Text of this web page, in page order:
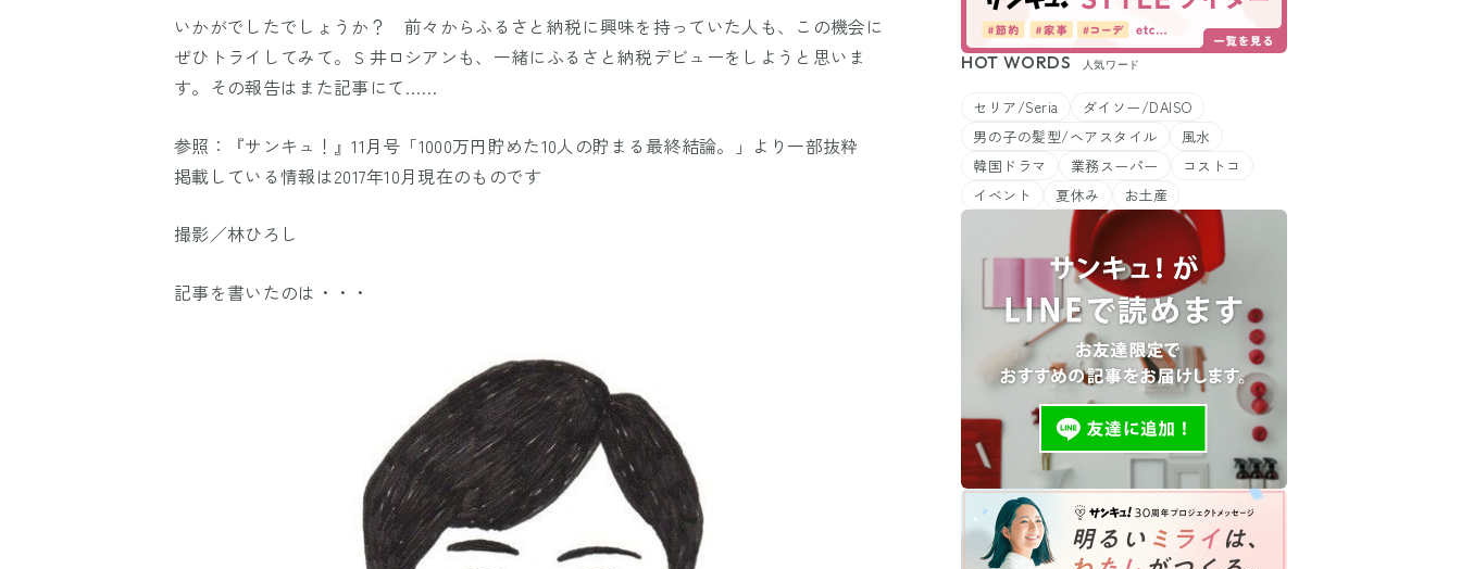
いかがでしたでしょうか？ 前々からふるさと納税に興味を持っていた人も、この機会に
ぜひトライしてみて。Ｓ井ロシアンも、一緒にふるさと納税デビューをしようと思いま
す。その報告はまた記事にて……
参照：『サンキュ！』11月号「1000万円貯めた10人の貯まる最終結論。」より一部抜粋
掲載している情報は2017年10月現在のものです
撮影／林ひろし
記事を書いたのは・・・
HOT WORDS 人気ワード
セリア/Seria
ダイソー/DAISO
男の子の髪型/ヘアスタイル
風水
韓国ドラマ
業務スーパー
コストコ
イベント
夏休み お土産